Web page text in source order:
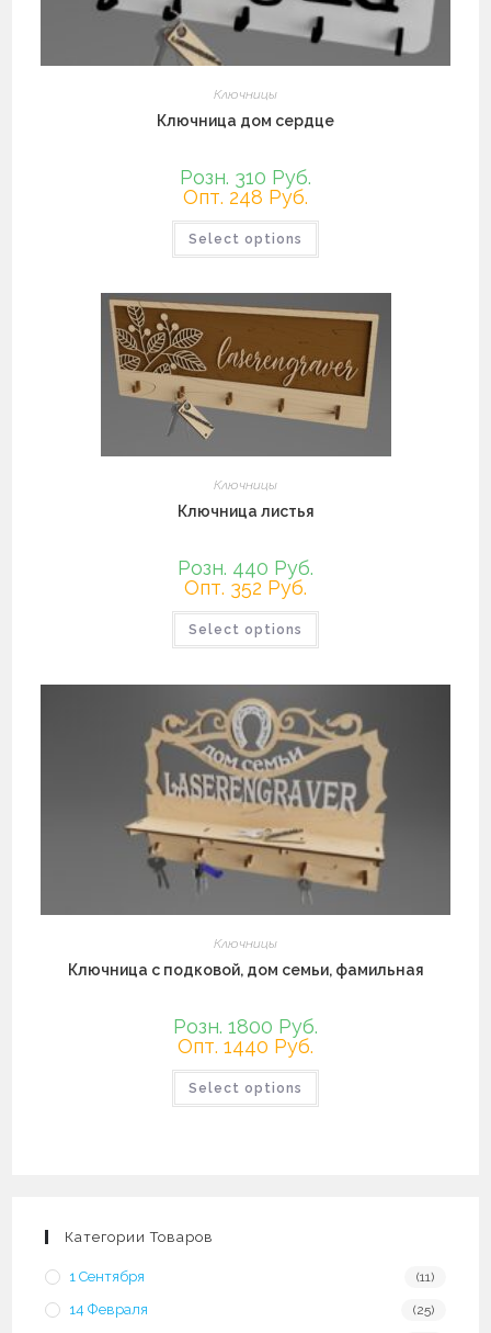
Ключницы
Ключница дом сердце
Розн. 310 Руб.
Опт. 248 Руб.
Select options
имеет
можно
выбрать
странице
товара.
Ключницы
Ключница листья
Розн. 440 Руб.
Опт. 352 Руб.
Select options
имеет
можно
выбрать
на
странице
товара.
Ключницы
Ключница с подковой, дом семьи, фамильная
Розн. 1800 Руб.
Опт. 1440 Руб.
Select options
Категории Товаров
1 Сентября (11)
14 Февраля (25)